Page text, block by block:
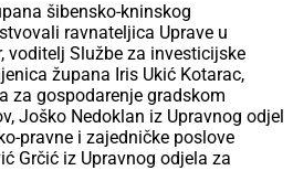
šibensko-kninskog
ravnateljica Uprave u
voditelj Službe za investicijske
župana Iris Ukić Kotarac,
za gospodarenje gradskom
Joško Nedoklan iz Upravnog odjel
pravne i zajedničke poslove
Grčić iz Upravnog odjela za